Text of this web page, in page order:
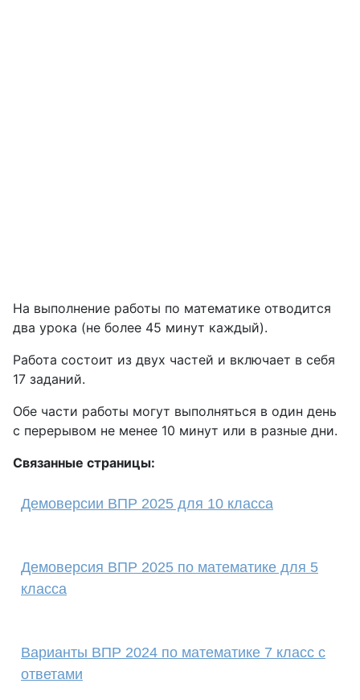
На выполнение работы по математике отводится
два урока (не более 45 минут каждый).
Работа состоит из двух частей и включает в себя
17 заданий.
Обе части работы могут выполняться в один день
с перерывом не менее 10 минут или в разные дни.
Связанные страницы:
Демоверсии ВПР 2025 для 10 класса
Демоверсия ВПР 2025 по математике для 5
класса
Варианты ВПР 2024 по математике 7 класс с
ответами